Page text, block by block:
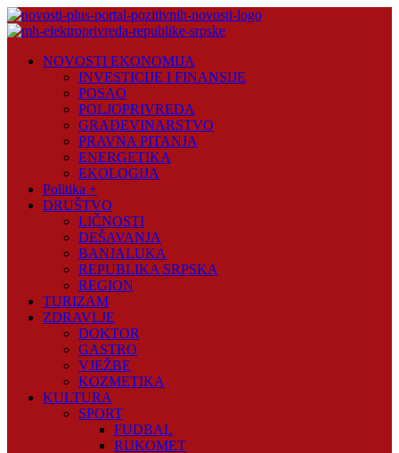
Skip
to
Plus
NOVOSTI EKONOMIJA
INVESTICIJE I FINANSIJE
POSAO
POLJOPRIVREDA
GRAĐEVINARSTVO
PRAVNA PITANJA
ENERGETIKA
EKOLOGIJA
Politika +
DRUŠTVO
LIČNOSTI
DEŠAVANJA
BANJALUKA
REPUBLIKA SRPSKA
REGION
TURIZAM
ZDRAVLJE
DOKTOR
GASTRO
VJEŽBE
KOZMETIKA
KULTURA
SPORT
FUDBAL
RUKOMET